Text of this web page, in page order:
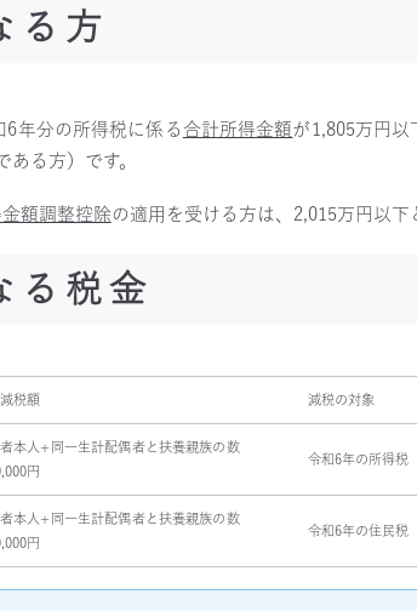
る方
年分の所得税に係る 合計所得金額が1,805万円以
る方）です。
額調整控除の適用を受ける方は、2,015万円以下
る税金
税額 減税の対象
本人+同一生計配偶者と扶養親族の数
円
令和6年の所得税
本人+同一生計配偶者と扶養親族の数
円
令和6年の住民税